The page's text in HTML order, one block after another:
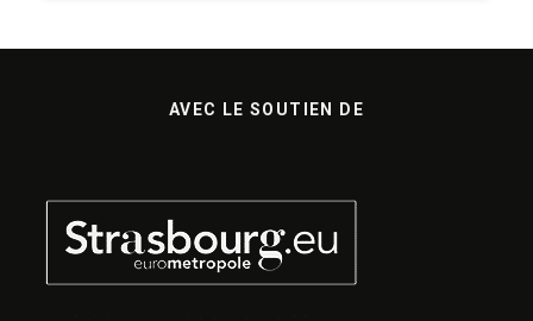
AVEC LE SOUTIEN DE